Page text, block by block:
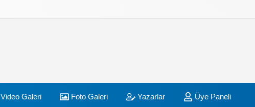
Galeri Foto Galeri Yazarlar Üye Paneli